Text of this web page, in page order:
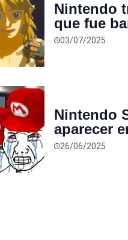
Nintendo
que fue
dueño
03/07/2025
Nintendo
aparecer
las están
26/06/2025